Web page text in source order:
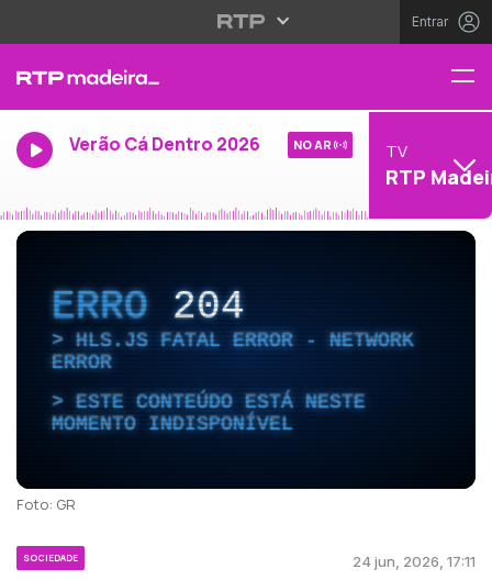
Entrar
Verão Cá Dentro 2026 NO AR TV
RTP
ERRO204
HLS.JS FATAL ERROR - NETWORK
ERROR
ESTE CONTEÚDO ESTÁ NESTE
MOMENTO INDISPONÍVEL
Foto: GR
SOCIEDADE 24 jun, 2026, 17:11